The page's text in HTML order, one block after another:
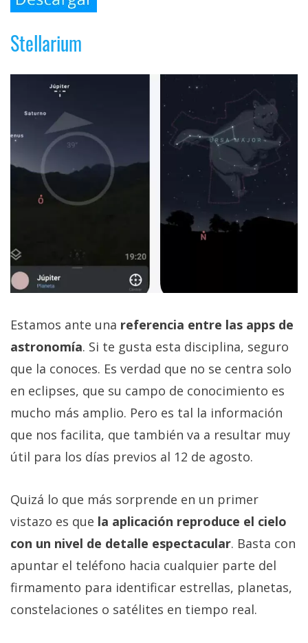
Stellarium
Estamos ante una referencia entre las apps de
astronomía. Si te gusta esta disciplina, seguro
que la conoces. Es verdad que no se centra solo
en eclipses, que su campo de conocimiento es
mucho más amplio. Pero es tal la información
que nos facilita, que también va a resultar muy
útil para los días previos al 12 de agosto.
Quizá lo que más sorprende en un primer
vistazo es que la aplicación reproduce el cielo
con un nivel de detalle espectacular. Basta con
apuntar el teléfono hacia cualquier parte del
firmamento para identificar estrellas, planetas,
constelaciones o satélites en tiempo real.